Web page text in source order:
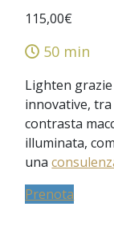
115,00€
50 min
Lighten
innovative, tra
contrasta
illuminata,
una
Prenota